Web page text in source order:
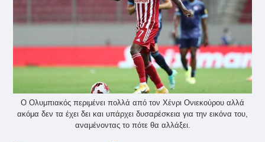
Ο Ολυμπιακός περιμένει πολλά από τον Χένρι Ονιεκούρου αλλά
ακόμα δεν τα έχει δει και υπάρχει δυσαρέσκεια για την εικόνα του,
αναμένοντας το πότε θα αλλάξει.